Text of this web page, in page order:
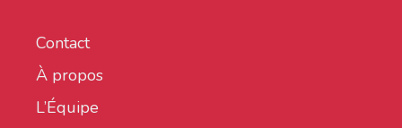
Contact
À propos
L’Équipe